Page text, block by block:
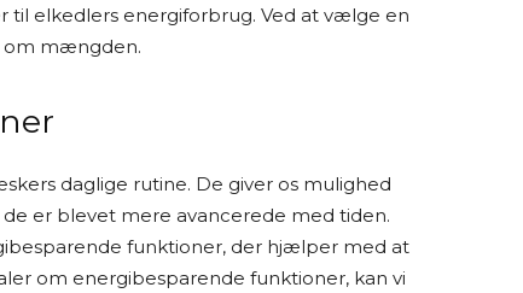
jeg arbejder – så du ved, at jeg ikke
i stedet samler og bearbejder
til elkedlers energiforbrug. Ved at vælge en
om mængden.
daglige rutine. De giver os mulighed
er blevet mere avancerede med tiden.
funktioner, der hjælper med at
om energibesparende funktioner, kan vi